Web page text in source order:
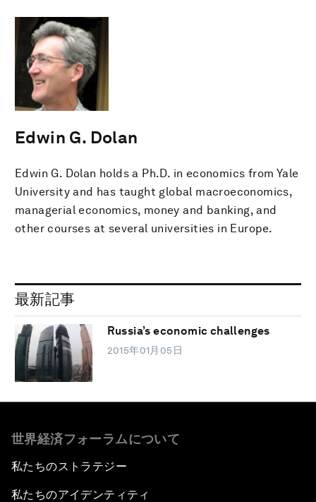
Edwin G. Dolan
Edwin G. Dolan holds a Ph.D. in economics from Yale
University and has taught global macroeconomics,
managerial economics, money and banking, and
other courses at several universities in Europe.
最新記事
Russia’s economic challenges
2015年01月05日
世界経済フォーラムについて
私たちのストラテジー
私たちのアイデンティティ